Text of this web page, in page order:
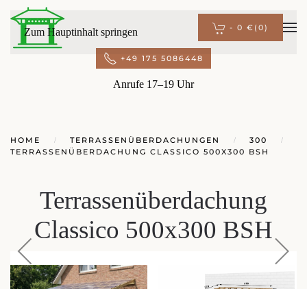
Zum Hauptinhalt springen - 0 € (0)
+49 175 5086448
Anrufe 17–19 Uhr
HOME TERRASSENÜBERDACHUNGEN
300
TERRASSENÜBERDACHUNG CLASSICO 500X300 BSH
Terrassenüberdachung
Classico 500x300 BSH